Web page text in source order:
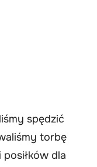
spędzić
torbę
dla